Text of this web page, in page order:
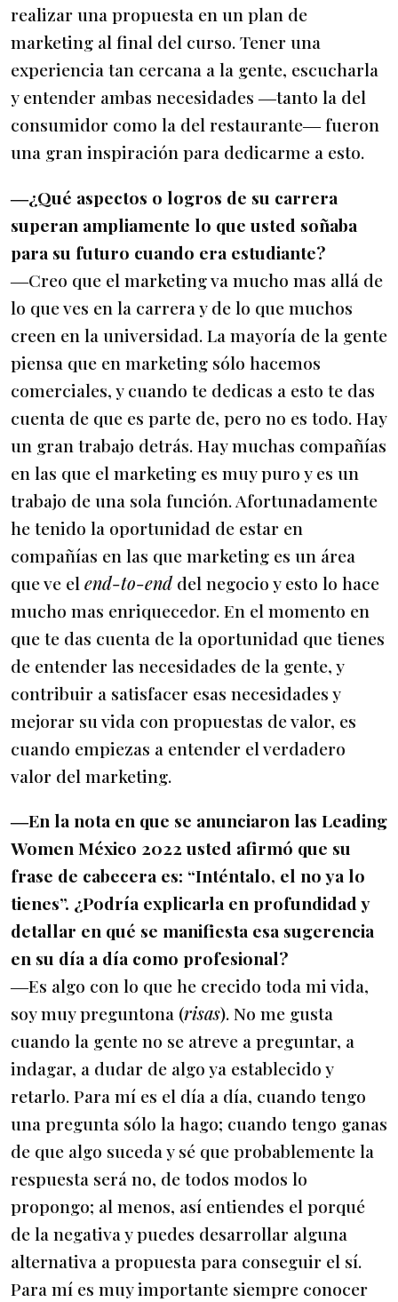
realizar una propuesta en un plan de
marketing al final del curso. Tener una
experiencia tan cercana a la gente, escucharla
y entender ambas necesidades ―tanto la del
consumidor como la del restaurante― fueron
una gran inspiración para dedicarme a esto.
―¿Qué aspectos o logros de su carrera
superan ampliamente lo que usted soñaba
para su futuro cuando era estudiante?
―Creo que el marketing va mucho mas allá de
lo que ves en la carrera y de lo que muchos
creen en la universidad. La mayoría de la gente
piensa que en marketing sólo hacemos
comerciales, y cuando te dedicas a esto te das
cuenta de que es parte de, pero no es todo. Hay
un gran trabajo detrás. Hay muchas compañías
en las que el marketing es muy puro y es un
trabajo de una sola función. Afortunadamente
he tenido la oportunidad de estar en
compañías en las que marketing es un área
que ve el end-to-enddel negocio y esto lo hace
mucho mas enriquecedor. En el momento en
que te das cuenta de la oportunidad que tienes
de entender las necesidades de la gente, y
contribuir a satisfacer esas necesidades y
mejorar su vida con propuestas de valor, es
cuando empiezas a entender el verdadero
valor del marketing.
―En la nota en que se anunciaron las Leading
Women México 2022 usted afirmó que su
frase de cabecera es: “Inténtalo, el no ya lo
tienes”. ¿Podría explicarla en profundidad y
detallar en qué se manifiesta esa sugerencia
en su día a día como profesional?
―Es algo con lo que he crecido toda mi vida,
soy muy preguntona (risas). No me gusta
cuando la gente no se atreve a preguntar, a
indagar, a dudar de algo ya establecido y
retarlo. Para mí es el día a día, cuando tengo
una pregunta sólo la hago; cuando tengo ganas
de que algo suceda y sé que probablemente la
respuesta será no, de todos modos lo
propongo; al menos, así entiendes el porqué
de la negativa y puedes desarrollar alguna
alternativa a propuesta para conseguir el sí.
Para mí es muy importante siempre conocer